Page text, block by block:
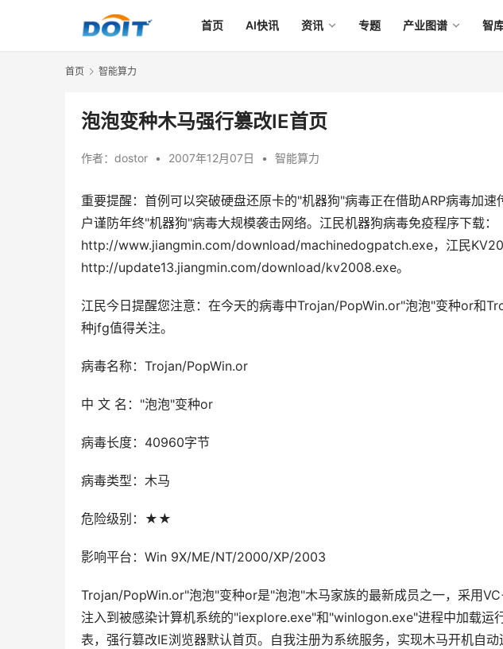
首页 AI快讯 资讯 专题 产业图谱 智
首页 智能算力
泡泡变种木马强行篡改IE首页
作者： dostor • 2007年12月07日 • 智能算力
重要提醒：首例可以突破硬盘还原卡的"机器狗"病毒正在借助ARP病毒加
户谨防年终"机器狗"病毒大规模袭击网络。江民机器狗病毒免疫程序下载：
http://www.jiangmin.com/download/machinedogpatch.exe，江民
http://update13.jiangmin.com/download/kv2008.exe。
江民今日提醒您注意：在今天的病毒中Trojan/PopWin.or"泡泡"变种or和
种jfg值得关注。
病毒名称：Trojan/PopWin.or
中 文 名："泡泡"变种or
病毒长度：40960字节
病毒类型：木马
危险级别：★★
影响平台：Win 9X/ME/NT/2000/XP/2003
Trojan/PopWin.or"泡泡"变种or是"泡泡"木马家族的最新成员之一，采用
注入到被感染计算机系统的"iexplore.exe"和"winlogon.exe"进程中加载运
表，强行篡改IE浏览器默认首页。自我注册为系统服务，实现木马开机自